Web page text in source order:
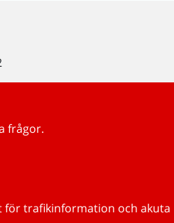
frågor.
för trafikinformation och akuta